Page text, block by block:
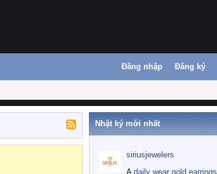
Đăng nhập Đăng ký
Nhật ký mới nhất
siriusjewelers
A daily wear gold earrings